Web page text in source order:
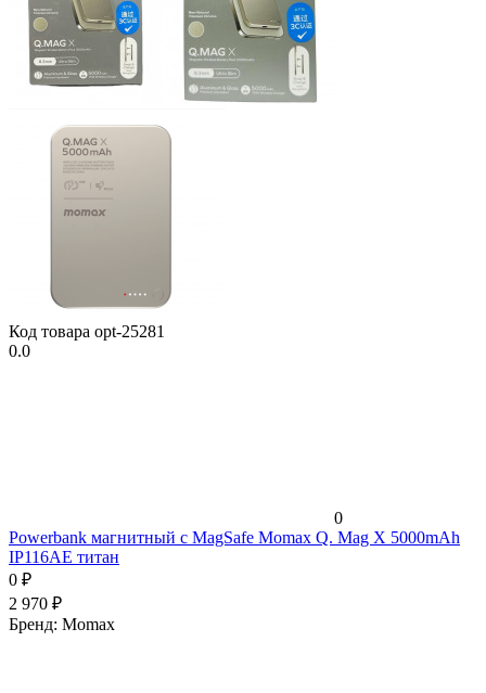
Код товара opt-25281
0.0
0
Powerbank магнитный с MagSafe Momax Q. Mag X 5000mAh
IP116AE титан
0 ₽
2 970 ₽
Бренд: Momax